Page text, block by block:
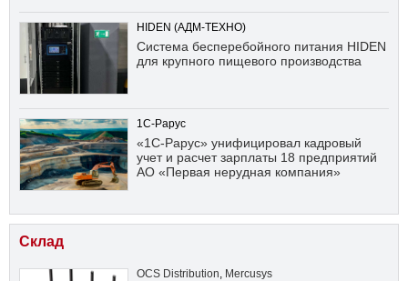
HIDEN (АДМ-ТЕХНО)
Система бесперебойного питания HIDEN
для крупного пищевого производства
1С-Рарус
«1С-Рарус» унифицировал кадровый
учет и расчет зарплаты 18 предприятий
АО «Первая нерудная компания»
Склад
OCS Distribution, Mercusys